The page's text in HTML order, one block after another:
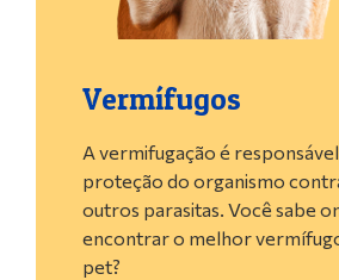
Vermífugos
A vermifugação é
proteção do organismo
outros parasitas. Você sabe
encontrar o melhor
pet?